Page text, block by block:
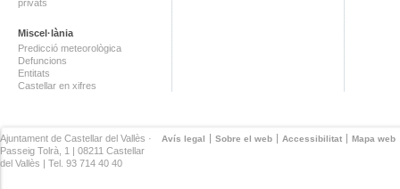
privats
Miscel·lània
Predicció meteorològica
Defuncions
Entitats
Castellar en xifres
Avís legal Sobre el web Accessibilitat Mapa web
Ajuntament de Castellar del Vallès ·
Passeig Tolrà, 1 | 08211 Castellar
del Vallès | Tel. 93 714 40 40